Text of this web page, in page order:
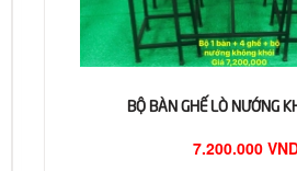
BỘ BÀN GHẾ LÒ NƯỚNG
7.200.000